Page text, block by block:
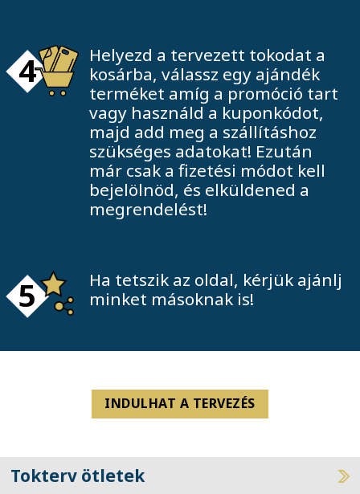
4
Helyezd a tervezett tokodat a
kosárba, válassz egy ajándék
terméket amíg a promóció tart
vagy használd a kuponkódot,
majd add meg a szállításhoz
szükséges adatokat! Ezután
már csak a fizetési módot kell
bejelölnöd, és elküldened a
megrendelést!
5
Ha tetszik az oldal, kérjük ajánlj
minket másoknak is!
INDULHAT A TERVEZÉS
Tokterv ötletek